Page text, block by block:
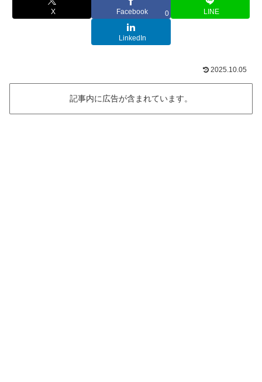
X Facebook 0 LINE
LinkedIn
2025.10.05
記事内に広告が含まれています。